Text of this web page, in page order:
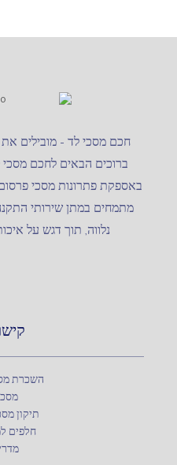
חכם מסכי לד – מובילים
ברוכים הבאים לחכם
באספקת פתרונות מסכי פרסום
מתמחים במתן שירותי
נלווה, תוך דגש על
השכרת
תיקון
חלפים